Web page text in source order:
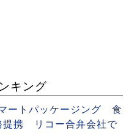
キング
ートパッケージング 食
提携 リコー合弁会社で